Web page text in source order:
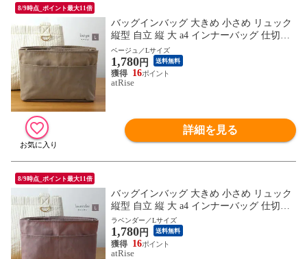
8/9時点_ポイント最大11倍
バッグインバッグ 大きめ 小さめ リュック
縦型 自立 縦 大 a4 インナーバッグ 仕切り
トート バックインバック 軽量 軽い バッグ
トートバッグ ポリエステル おしゃれ ポー
チ プレゼント ギフト
ベージュ／Lサイズ
1,780円 送料無料
16
atRise
詳細を見る
8/9時点_ポイント最大11倍
バッグインバッグ 大きめ 小さめ リュック
縦型 自立 縦 大 a4 インナーバッグ 仕切り
トート バックインバック 軽量 軽い バッグ
トートバッグ ポリエステル おしゃれ ポー
チ プレゼント ギフト
ラベンダー／Lサイズ
1,780円 送料無料
16
atRise